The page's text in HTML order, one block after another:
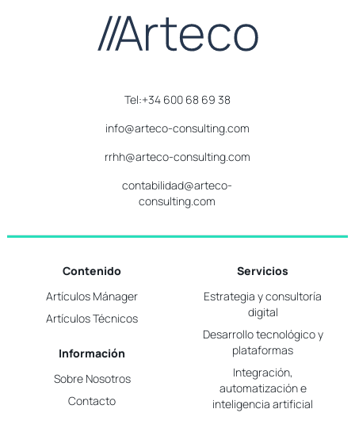
Tel:+34 600 68 69 38
info@arteco-consulting.com
rrhh@arteco-consulting.com
contabilidad@arteco-
consulting.com
Contenido
Artículos Mánager
Artículos Técnicos
Información
Sobre Nosotros
Contacto
Servicios
Estrategia y consultoría
digital
Desarrollo tecnológico y
plataformas
Integración,
automatización e
inteligencia artificial